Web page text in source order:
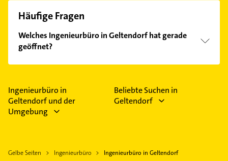
Häufige Fragen
Welches Ingenieurbüro in Geltendorf hat gerade
geöffnet?
Im Anbieter-Bereich finden Sie alleÖffnungszeiten.
Feiertagen abweichen können.
Ingenieurbüro in
Geltendorf und der
Umgebung
Beliebte Suchen in
Geltendorf
Gelbe Seiten Ingenieurbüro Ingenieurbüro in Geltendorf